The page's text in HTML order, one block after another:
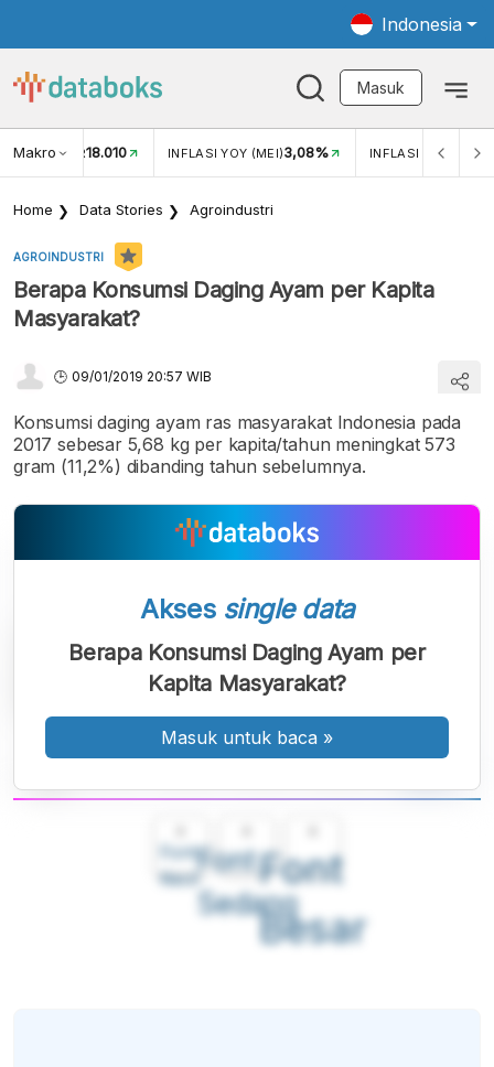
Indonesia
Masuk
MakroUSD/IDR18.010 INFLASI YOY (MEI)3,08% INFLASI MOM (MEI)
Home Data Stories Agroindustri
AGROINDUSTRI
Berapa Konsumsi Daging Ayam per Kapita
Masyarakat?
09/01/2019 20:57 WIB
Konsumsi daging ayam ras masyarakat Indonesia pada
2017 sebesar 5,68 kg per kapita/tahun meningkat 573
gram (11,2%) dibanding tahun sebelumnya.
Font
Kecil
Font
Sedang
Font
Besar
Akses single data
Berapa Konsumsi Daging Ayam per
Kapita Masyarakat?
Masuk untuk baca »